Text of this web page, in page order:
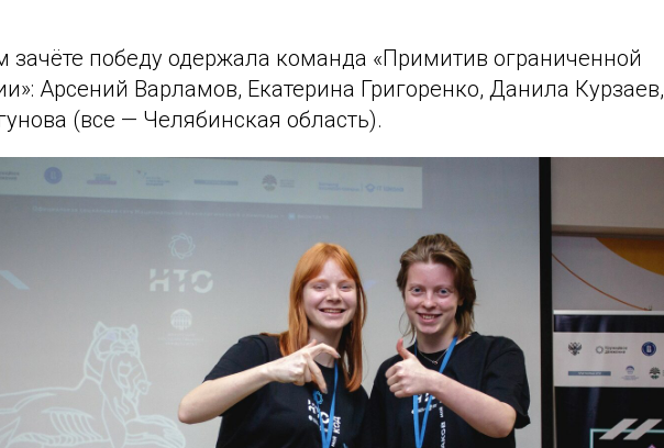
зачёте победу одержала команда «Примитив ограниченной
Арсений Варламов, Екатерина Григоренко, Данила Курзаев,
(все — Челябинская область).